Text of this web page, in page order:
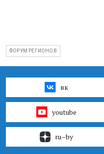
ФОРУМ РЕГИОНОВ
вк
youtube
ru–by